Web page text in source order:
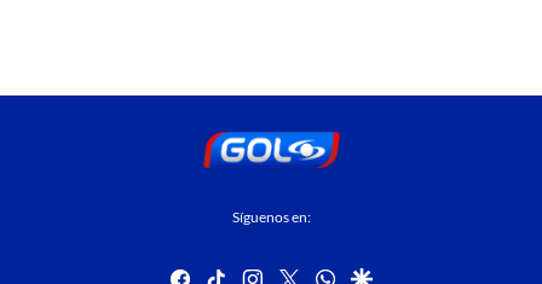
Síguenos en:
facebook
tiktok instagram
twitterwhatsapp
google